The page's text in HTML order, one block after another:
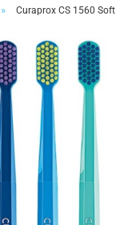
» Curaprox CS 1560 Soft